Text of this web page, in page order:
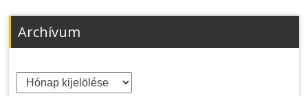
Archívum
Archívum